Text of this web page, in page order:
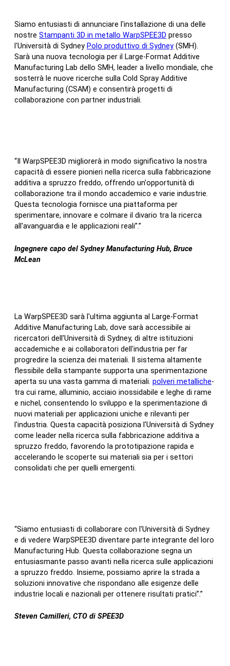
Domande frequenti
Contatto
Richieste di informazioni
Iscrizione alla newsletter
Seguiteci
Siamo entusiasti di annunciare l'installazione di una delle
nostreStampanti 3D in metallo WarpSPEE3D presso
l'Università di Sydney Polo produttivo di Sydney (SMH).
Sarà una nuova tecnologia per il Large-Format Additive
Manufacturing Lab dello SMH, leader a livello mondiale, che
sosterrà le nuove ricerche sulla Cold Spray Additive
Manufacturing (CSAM) e consentirà progetti di
collaborazione con partner industriali.
“Il WarpSPEE3D migliorerà in modo significativo la nostra
capacità di essere pionieri nella ricerca sulla fabbricazione
additiva a spruzzo freddo, offrendo un'opportunità di
collaborazione tra il mondo accademico e varie industrie.
Questa tecnologia fornisce una piattaforma per
sperimentare, innovare e colmare il divario tra la ricerca
all'avanguardia e le applicazioni reali”.”
Ingegnere capo del Sydney Manufacturing Hub, Bruce
McLean
La WarpSPEE3D sarà l'ultima aggiunta al Large-Format
Additive Manufacturing Lab, dove sarà accessibile ai
ricercatori dell'Università di Sydney, di altre istituzioni
accademiche e ai collaboratori dell'industria per far
progredire la scienza dei materiali. Il sistema altamente
flessibile della stampante supporta una sperimentazione
aperta su una vasta gamma di materiali.polveri metalliche-
tra cui rame, alluminio, acciaio inossidabile e leghe di rame
e nichel, consentendo lo sviluppo e la sperimentazione di
nuovi materiali per applicazioni uniche e rilevanti per
l'industria. Questa capacità posiziona l'Università di Sydney
come leader nella ricerca sulla fabbricazione additiva a
spruzzo freddo, favorendo la prototipazione rapida e
accelerando le scoperte sui materiali sia per i settori
consolidati che per quelli emergenti.
“Siamo entusiasti di collaborare con l'Università di Sydney
e di vedere WarpSPEE3D diventare parte integrante del loro
Manufacturing Hub. Questa collaborazione segna un
entusiasmante passo avanti nella ricerca sulle applicazioni
a spruzzo freddo. Insieme, possiamo aprire la strada a
soluzioni innovative che rispondano alle esigenze delle
industrie locali e nazionali per ottenere risultati pratici”.”
Steven Camilleri, CTO di SPEE3D